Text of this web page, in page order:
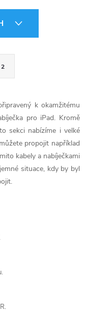
2
k okamžitému
pro iPad. Kromě
sekci nabízíme i velké
propojit například
kabely a nabíječkami
situace, kdy by byl